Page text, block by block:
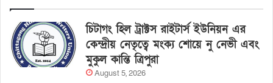
চিটাগং হিল ট্রাক্টস রাইটার্স ইউনিয়ন এর
কেন্দ্রীয় নেতৃত্বে মংক্য শোয়ে নু নেভী এবং
মুকুল কান্তি ত্রিপুরা
August 5, 2026